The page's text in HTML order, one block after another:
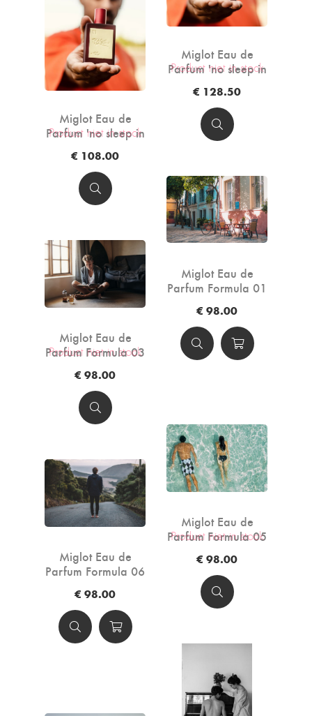
Miglot Eau de
Parfum 'no sleep in
€ 128.50
Product niet in stock
Miglot Eau de
Parfum 'no sleep in
€ 108.00
Product niet in stock
Miglot Eau de
Parfum Formula 01
€ 98.00
Miglot Eau de
Parfum Formula 03
€ 98.00
Product niet in stock
Miglot Eau de
Parfum Formula 05
€ 98.00
Product niet in stock
Miglot Eau de
Parfum Formula 06
€ 98.00